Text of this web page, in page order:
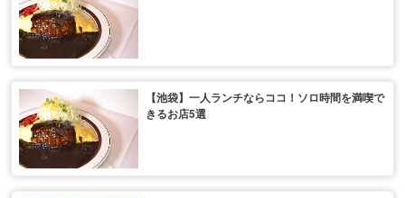
【池袋】一人ランチならココ！ソロ時間を満喫で
きるお店5選